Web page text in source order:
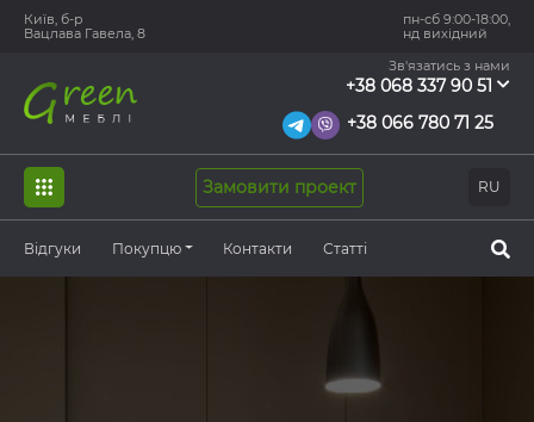
Київ, б-р
Вацлава Гавела, 8
пн-сб 9:00-18:00,
нд вихідний
Зв'язатись з нами
+38 068 337 90 51
+38 066 780 71 25
RU
Замовити проект
Відгуки Покупцю Контакти Статті